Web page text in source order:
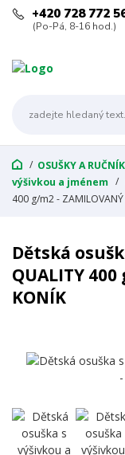
+420 728 772
(Po-Pá, 8-16 hod.)
OSUŠKY A
výšivkou a jménem
400 g/m2 - ZAMILOVANÝ
Dětská
QUALITY
KONÍK